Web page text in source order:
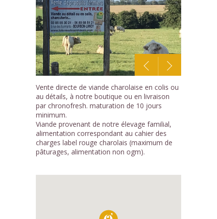
mon
carnet
1 /2
Vente directe de viande charolaise en colis ou
au détails, à notre boutique ou en livraison
par chronofresh. maturation de 10 jours
minimum.
Viande provenant de notre élevage familial,
alimentation correspondant au cahier des
charges label rouge charolais (maximum de
pâturages, alimentation non ogm).